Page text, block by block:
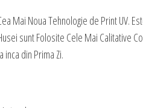
57
Mai Noua Tehnologie de Print UV.
sunt Folosite Cele Mai Calitative
din Prima Zi.